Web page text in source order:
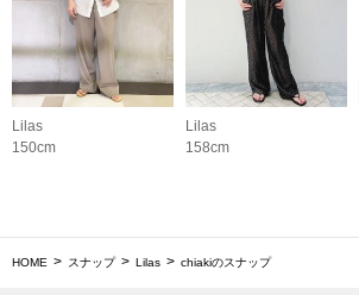
Lilas
150cm
Lilas
158cm
HOME スナップ Lilas chiakiのスナップ